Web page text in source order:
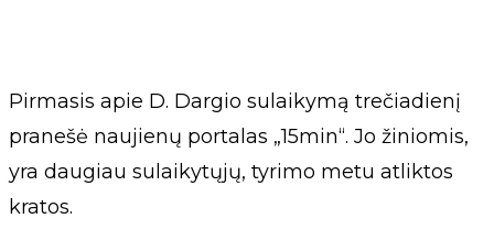
Pirmasis apie D. Dargio sulaikymą trečiadienį
pranešė naujienų portalas „15min“. Jo žiniomis,
yra daugiau sulaikytųjų, tyrimo metu atliktos
kratos.